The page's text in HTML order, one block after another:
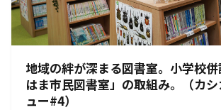
地域の絆が深まる図書室。小学校
はま市民図書室」の取組み。（カ
ュー#4）